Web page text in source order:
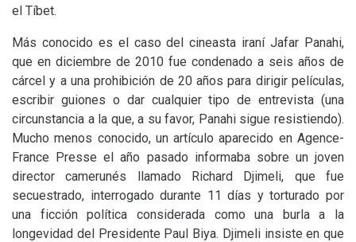
el Tíbet.
Más conocido es el caso del cineasta iraní Jafar Panahi,
que en diciembre de 2010 fue condenado a seis años de
cárcel y a una prohibición de 20 años para dirigir películas,
escribir guiones o dar cualquier tipo de entrevista (una
circunstancia a la que, a su favor, Panahi sigue resistiendo).
Mucho menos conocido, un artículo aparecido en Agence-
France Presse el año pasado informaba sobre un joven
director camerunés llamado Richard Djimeli, que fue
secuestrado, interrogado durante 11 días y torturado por
una ficción política considerada como una burla a la
longevidad del Presidente Paul Biya. Djimeli insiste en que